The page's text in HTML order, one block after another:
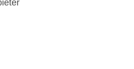
- Byzantine cuisine“:
Menü, gegen
gegen Gebühr